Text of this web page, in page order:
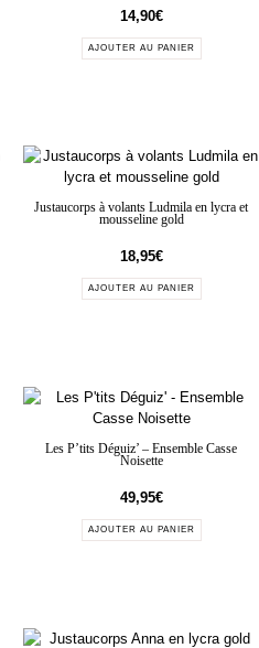
14,90€
AJOUTER AU PANIER
Justaucorps à volants Ludmila en lycra et
mousseline gold
18,95€
AJOUTER AU PANIER
Les P’tits Déguiz’ – Ensemble Casse
Noisette
49,95€
AJOUTER AU PANIER